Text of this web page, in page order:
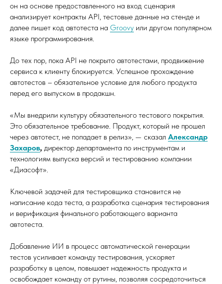
он на основе предоставленного на вход сценария
анализирует контракты API, тестовые данные на стенде и
далее пишет код автотеста на Groovy или другом популярном
языке программирования.
До тех пор, пока API не покрыто автотестами, продвижение
сервиса к клиенту блокируется. Успешное прохождение
автотестов – обязательное условие для любого продукта
перед его выпуском в продакшн.
«Мы внедрили культуру обязательного тестового покрытия.
Это обязательное требование. Продукт, который не прошел
через автотест, не попадает в релиз», — сказал Александр
Захаров, директор департамента по инструментам и
технологиям выпуска версий и тестированию компании
«Диасофт».
Ключевой задачей для тестировщика становится не
написание кода теста, а разработка сценария тестирования
и верификация финального работающего варианта
автотеста.
Добавление ИИ в процесс автоматической генерации
тестов усиливает команду тестирования, ускоряет
разработку в целом, повышает надежность продукта и
освобождает команду от рутины, позволяя сосредоточиться